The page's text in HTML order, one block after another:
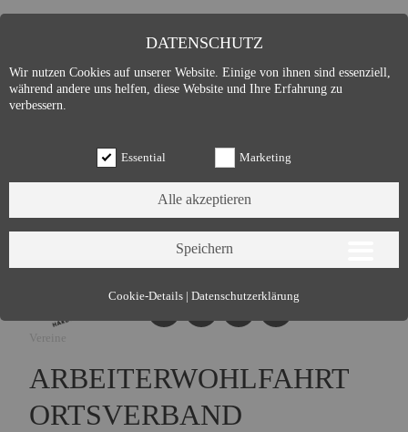
Vereine
ARBEITERWOHLFAHRT
ORTSVERBAND
DATENSCHUTZ
Wir nutzen Cookies auf unserer Website. Einige von ihnen sind essenziell,
während andere uns helfen, diese Website und Ihre Erfahrung zu
verbessern.
Essential Marketing
Essential (3)
Name:
Cookie Hinweis
Zweck:
Cookies:
allowCookie
Laufzeit:
3 Monate
Name:
Session
Cookie-Details | Datenschutzerklärung